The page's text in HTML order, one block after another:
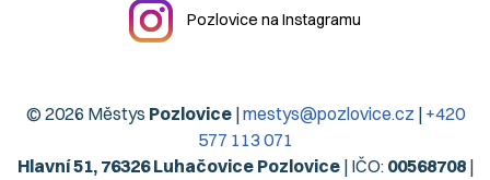
Pozlovice na Instagramu
© 2026 Městys Pozlovice|mestys@pozlovice.cz | +420
577 113 071
Hlavní 51, 76326 Luhačovice Pozlovice| IČO: 00568708|